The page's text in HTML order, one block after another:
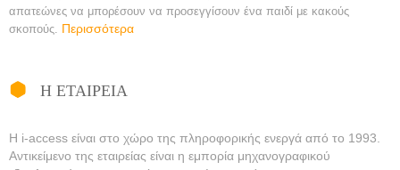
απατεώνες να μπορέσουν να προσεγγίσουν ένα παιδί με κακούς
σκοπούς. Περισσότερα
Η ΕΤΑΙΡΕΙΑ
Η i-access είναι στο χώρο της πληροφορικής ενεργά από το 1993.
Αντικείμενο της εταιρείας είναι η εμπορία μηχανογραφικού